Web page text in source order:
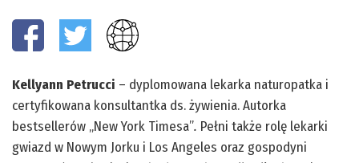
Kellyann Petrucci – dyplomowana lekarka naturopatka i
certyfikowana konsultantka ds. żywienia. Autorka
bestsellerów „New York Timesa”. Pełni także rolę lekarki
gwiazd w Nowym Jorku i Los Angeles oraz gospodyni